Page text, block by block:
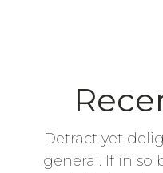
Detract yet
general. If in so